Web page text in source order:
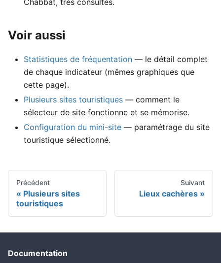
Voir aussi
Statistiques de fréquentation — le détail complet
de chaque indicateur (mêmes graphiques que
cette page).
Plusieurs sites touristiques — comment le
sélecteur de site fonctionne et se mémorise.
Configuration du mini-site — paramétrage du site
touristique sélectionné.
Précédent
Plusieurs sites
touristiques
Suivant
Lieux cachères
Documentation